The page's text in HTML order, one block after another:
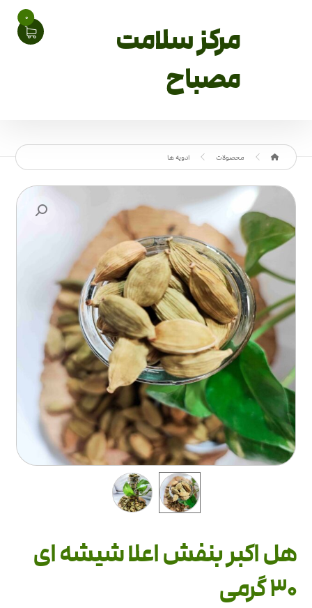
مرکز سلامت
مصباح
0
محصولات ادویه ها
بزرگنمایی تصویر
هل اکبر بنفش اعلا شیشه ای
30 گرمی